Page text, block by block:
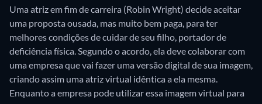
Uma atriz em fim de carreira (Robin Wright) decide aceitar
uma proposta ousada, mas muito bem paga, para ter
melhores condições de cuidar de seu filho, portador de
deficiência física. Segundo o acordo, ela deve colaborar com
uma empresa que vai fazer uma versão digital de sua imagem,
criando assim uma atriz virtual idêntica a ela mesma.
Enquanto a empresa pode utilizar essa imagem virtual para